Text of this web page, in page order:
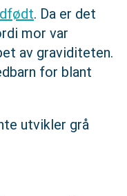
. Da er det
mor var
av graviditeten.
for blant
utvikler grå